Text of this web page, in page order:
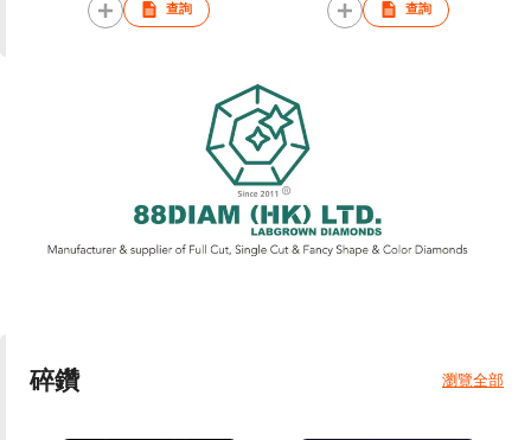
查詢 查詢
碎鑽 瀏覽全部